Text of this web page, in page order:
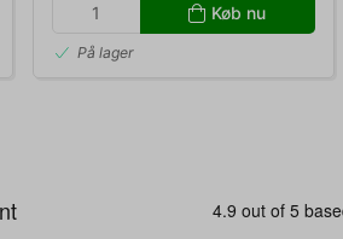
Køb nu
På lager